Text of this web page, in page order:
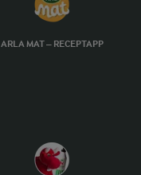
ARLA MAT – RECEPTAPP